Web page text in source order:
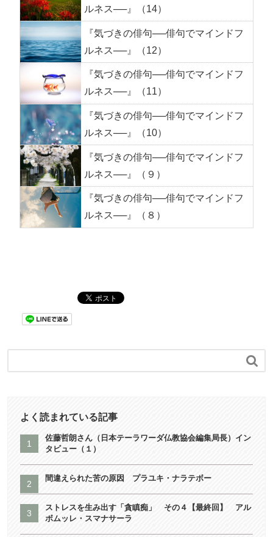
ルネス──』（14）
『気づきの俳句──俳句でマインドフ
ルネス──』（12）
『気づきの俳句──俳句でマインドフ
ルネス──』（11）
『気づきの俳句──俳句でマインドフ
ルネス──』（10）
『気づきの俳句──俳句でマインドフ
ルネス──』（９）
『気づきの俳句──俳句でマインドフ
ルネス──』（８）

よく読まれている記事
佐藤哲朗さん（日本テーラワーダ仏教協会編集局長）イン
タビュー（１）
間違えられた苦の原因 プラユキ・ナラテボー
ストレスを生み出す「貪瞋痴」 その４【最終回】 アル
ボムッレ・スマナサーラ